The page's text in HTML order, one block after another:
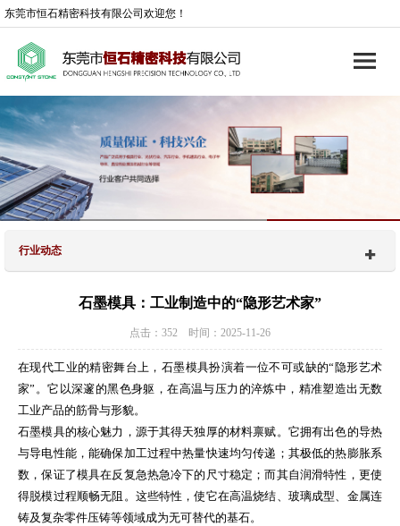
东莞市恒石精密科技有限公司欢迎您！
行业动态
石墨模具：工业制造中的“隐形艺术家”
点击：352 时间：2025-11-26
在现代工业的精密舞台上，石墨模具扮演着一位不可或缺的“隐形艺术
家”。它以深邃的黑色身躯，在高温与压力的淬炼中，精准塑造出无数
工业产品的筋骨与形貌。
石墨模具的核心魅力，源于其得天独厚的材料禀赋。它拥有出色的导热
与导电性能，能确保加工过程中热量快速均匀传递；其极低的热膨胀系
数，保证了模具在反复急热急冷下的尺寸稳定；而其自润滑特性，更使
得脱模过程顺畅无阻。这些特性，使它在高温烧结、玻璃成型、金属连
铸及复杂零件压铸等领域成为无可替代的基石。